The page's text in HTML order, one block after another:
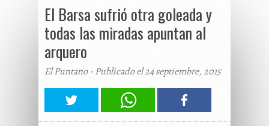
El Barsa sufrió otra goleada y
todas las miradas apuntan al
arquero
El Puntano - Publicado el 24 septiembre, 2015